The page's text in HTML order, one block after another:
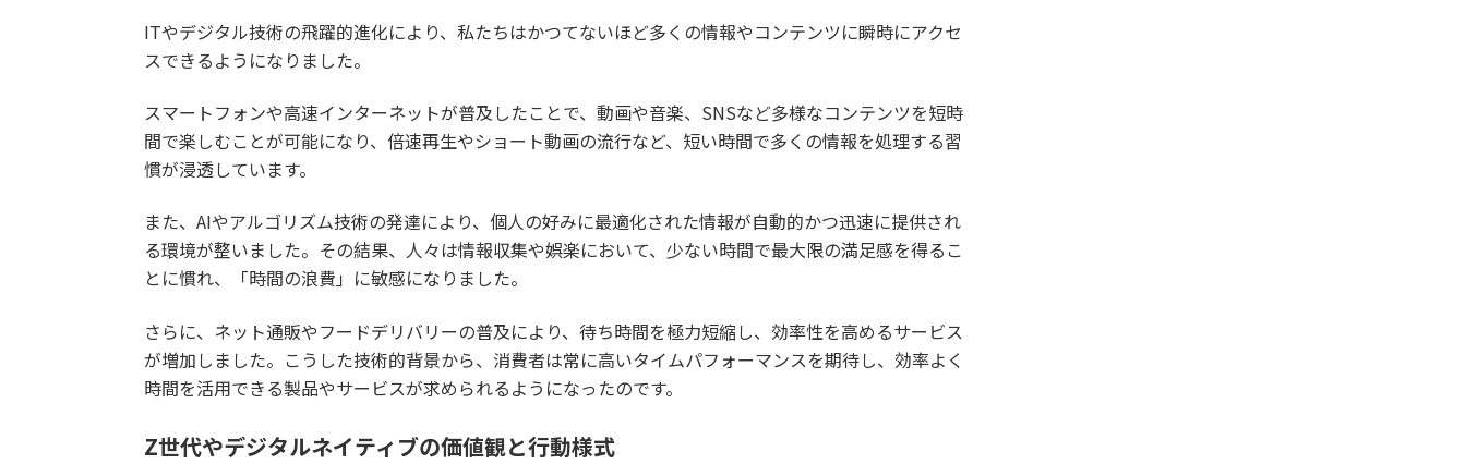
ITやデジタル技術の飛躍的進化により、私たちはかつてないほど多くの情報やコンテンツに瞬時にアクセ
スできるようになりました。
スマートフォンや高速インターネットが普及したことで、動画や音楽、SNSなど多様なコンテンツを短時
間で楽しむことが可能になり、倍速再生やショート動画の流行など、短い時間で多くの情報を処理する習
慣が浸透しています。
また、AIやアルゴリズム技術の発達により、個人の好みに最適化された情報が自動的かつ迅速に提供され
る環境が整いました。その結果、人々は情報収集や娯楽において、少ない時間で最大限の満足感を得るこ
とに慣れ、「時間の浪費」に敏感になりました。
さらに、ネット通販やフードデリバリーの普及により、待ち時間を極力短縮し、効率性を高めるサービス
が増加しました。こうした技術的背景から、消費者は常に高いタイムパフォーマンスを期待し、効率よく
時間を活用できる製品やサービスが求められるようになったのです。
Z世代やデジタルネイティブの価値観と行動様式